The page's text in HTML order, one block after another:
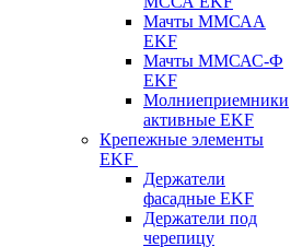
Мачты ММСАА
EKF
Мачты ММСАС-Ф
EKF
Молниеприемники
активные EKF
Крепежные элементы
EKF
Держатели
фасадные EKF
Держатели под
черепицу